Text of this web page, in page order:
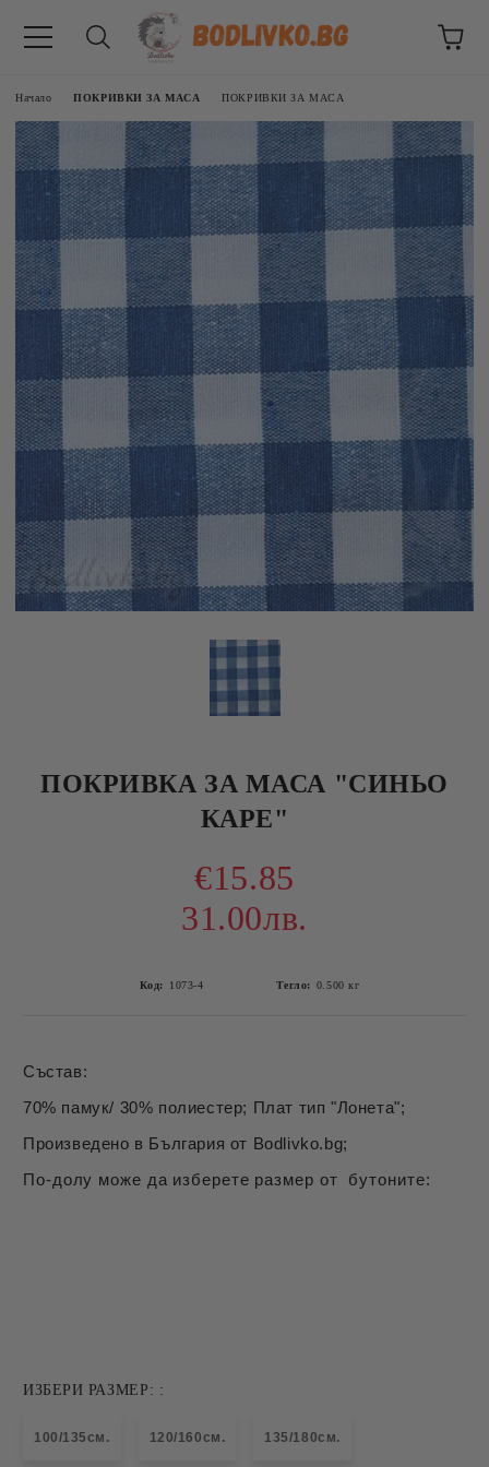
Начало ПОКРИВКИ ЗА МАСА ПОКРИВКИ ЗА МАСА
ПОКРИВКА ЗА МАСА "СИНЬО
КАРЕ"
€15.85
31.00лв.
Код: 1073-4 Тегло: 0.500 кг
Състав:
70% памук/ 30% полиестер; Плат тип "Лонета";
Произведено в България от Bodlivko.bg;
По-долу може да изберете размер от бутоните:
ИЗБЕРИ РАЗМЕР: :
100/135см. 120/160см. 135/180см.